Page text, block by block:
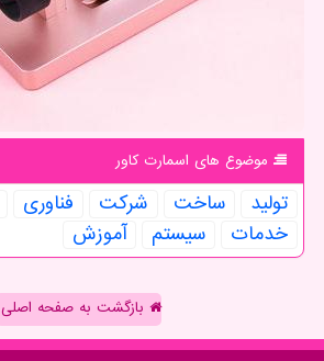
موضوع های اسمارت كاور
تولید ساخت شركت فناوری
خدمات
سیستم آموزش
بازگشت به صفحه اصلی